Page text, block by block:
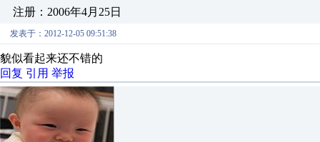
注册：2006年4月25日
发表于：2012-12-05 09:51:38
貌似看起来还不错的
回复 引用 举报